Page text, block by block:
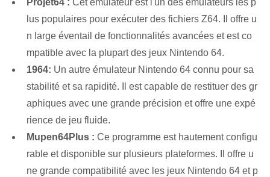
Projet64 : Cet émulateur est l'un des émulateurs les p
lus populaires pour exécuter des fichiers Z64. Il offre u
n large éventail de fonctionnalités avancées et est co
mpatible avec la plupart des jeux Nintendo 64.
1964: Un autre émulateur Nintendo 64 connu pour sa
stabilité et sa rapidité. Il est capable de restituer des gr
aphiques avec une grande précision et offre une expé
rience de jeu fluide.
Mupen64Plus : Ce programme est ‌hautement‍ configu
rable et disponible sur ⁢plusieurs‌ plateformes. Il offre u
ne grande compatibilité avec les jeux Nintendo 64 et p